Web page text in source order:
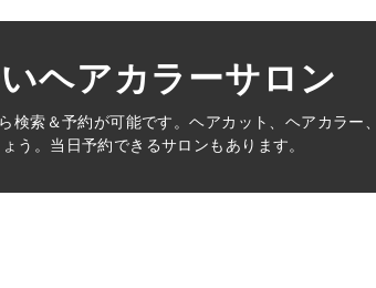
ヘアカラーサロン
検索＆予約が可能です。ヘアカット、ヘアカラ
う。当日予約できるサロンもあります。